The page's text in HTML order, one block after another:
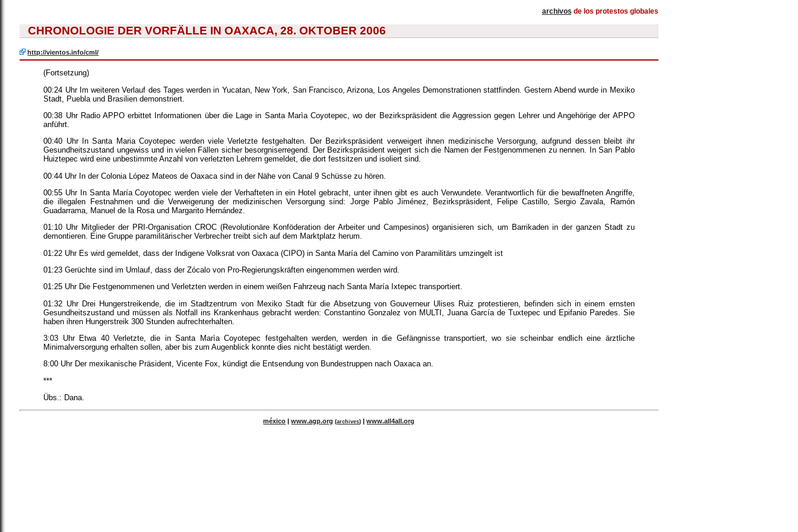
archivos de los protestos globales
CHRONOLOGIE DER VORFÄLLE IN OAXACA, 28. OKTOBER 2006
http://vientos.info/cml/
(Fortsetzung)
00:24 Uhr Im weiteren Verlauf des Tages werden in Yucatan, New York, San Francisco, Arizona, Los Angeles Demonstrationen stattfinden. Gestern Abend wurde in Mexiko
Stadt, Puebla und Brasilien demonstriert.
00:38 Uhr Radio APPO erbittet Informationen über die Lage in Santa Marìa Coyotepec, wo der Bezirkspräsident die Aggression gegen Lehrer und Angehörige der APPO
anführt.
00:40 Uhr In Santa Maria Coyotepec werden viele Verletzte festgehalten. Der Bezirkspräsident verweigert ihnen medizinische Versorgung, aufgrund dessen bleibt ihr
Gesundheitszustand ungewiss und in vielen Fällen sicher besorgniserregend. Der Bezirkspräsident weigert sich die Namen der Festgenommenen zu nennen. In San Pablo
Huiztepec wird eine unbestimmte Anzahl von verletzten Lehrern gemeldet, die dort festsitzen und isoliert sind.
00:44 Uhr In der Colonia López Mateos de Oaxaca sind in der Nähe von Canal 9 Schüsse zu hören.
00:55 Uhr In Santa María Coyotopec werden viele der Verhafteten in ein Hotel gebracht, unter ihnen gibt es auch Verwundete. Verantwortlich für die bewaffneten Angriffe,
die illegalen Festnahmen und die Verweigerung der medizinischen Versorgung sind: Jorge Pablo Jiménez, Bezirkspräsident, Felipe Castillo, Sergio Zavala, Ramón
Guadarrama, Manuel de la Rosa und Margarito Hernández.
01:10 Uhr Mitglieder der PRI-Organisation CROC (Revolutionäre Konföderation der Arbeiter und Campesinos) organisieren sich, um Barrikaden in der ganzen Stadt zu
demontieren. Eine Gruppe paramilitärischer Verbrecher treibt sich auf dem Marktplatz herum.
01:22 Uhr Es wird gemeldet, dass der Indigene Volksrat von Oaxaca (CIPO) in Santa María del Camino von Paramilitärs umzingelt ist
01:23 Gerüchte sind im Umlauf, dass der Zócalo von Pro-Regierungskräften eingenommen werden wird.
01:25 Uhr Die Festgenommenen und Verletzten werden in einem weißen Fahrzeug nach Santa María Ixtepec transportiert.
01:32 Uhr Drei Hungerstreikende, die im Stadtzentrum von Mexiko Stadt für die Absetzung von Gouverneur Ulises Ruiz protestieren, befinden sich in einem ernsten
Gesundheitszustand und müssen als Notfall ins Krankenhaus gebracht werden: Constantino Gonzalez von MULTI, Juana García de Tuxtepec und Epifanio Paredes. Sie
haben ihren Hungerstreik 300 Stunden aufrechterhalten.
3:03 Uhr Etwa 40 Verletzte, die in Santa Marìa Coyotepec festgehalten werden, werden in die Gefängnisse transportiert, wo sie scheinbar endlich eine ärztliche
Minimalversorgung erhalten sollen, aber bis zum Augenblick konnte dies nicht bestätigt werden.
8:00 Uhr Der mexikanische Präsident, Vicente Fox, kündigt die Entsendung von Bundestruppen nach Oaxaca an.
***
Übs.: Dana.
méxico |www.agp.org (archives) |www.all4all.org